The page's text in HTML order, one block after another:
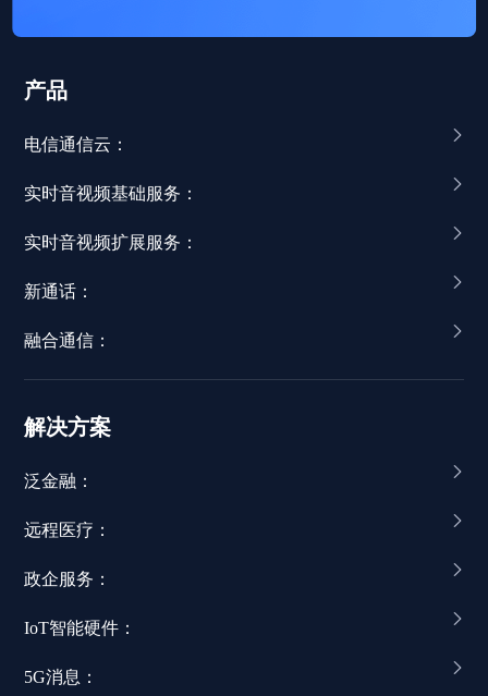
产品
电信通信云：
实时音视频基础服务：
实时音视频扩展服务：
新通话：
融合通信：
解决方案
泛金融：
远程医疗：
政企服务：
IoT智能硬件：
5G消息：